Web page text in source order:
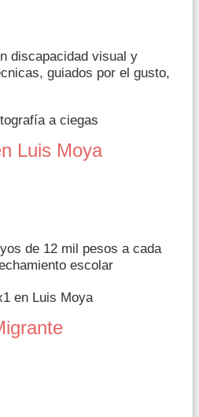
discapacidad visual y
guiados por el gusto,
a ciegas
Luis Moya
de 12 mil pesos a cada
escolar
en Luis Moya